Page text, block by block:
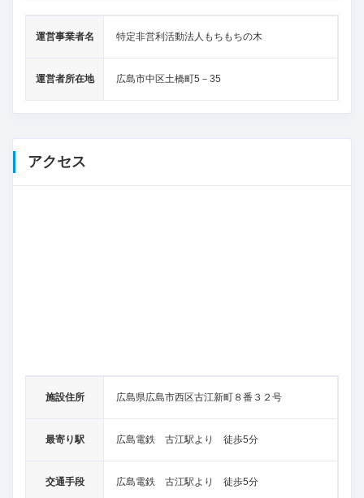
運営事業者名 特定非営利活動法人もちもちの木
運営者所在地 広島市中区土橋町5－35
アクセス
施設住所 広島県広島市西区古江新町８番３２号
最寄り駅 広島電鉄 古江駅より 徒歩5分
交通手段 広島電鉄 古江駅より 徒歩5分